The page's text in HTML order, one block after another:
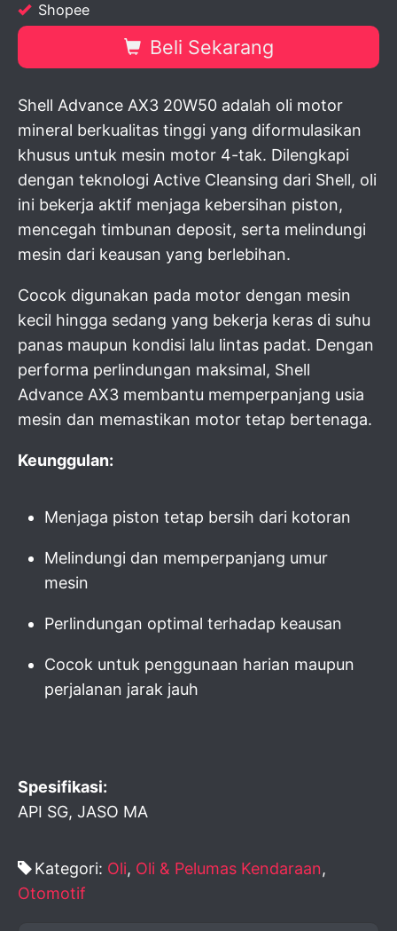
Shopee
Beli Sekarang
Shell Advance AX3 20W50 adalah oli motor
mineral berkualitas tinggi yang diformulasikan
khusus untuk mesin motor 4-tak. Dilengkapi
dengan teknologi Active Cleansing dari Shell, oli
ini bekerja aktif menjaga kebersihan piston,
mencegah timbunan deposit, serta melindungi
mesin dari keausan yang berlebihan.
Cocok digunakan pada motor dengan mesin
kecil hingga sedang yang bekerja keras di suhu
panas maupun kondisi lalu lintas padat. Dengan
performa perlindungan maksimal, Shell
Advance AX3 membantu memperpanjang usia
mesin dan memastikan motor tetap bertenaga.
Keunggulan:
Menjaga piston tetap bersih dari kotoran
Melindungi dan memperpanjang umur
mesin
Perlindungan optimal terhadap keausan
Cocok untuk penggunaan harian maupun
perjalanan jarak jauh
Spesifikasi:
API SG, JASO MA
Kategori: Oli, Oli & Pelumas Kendaraan,
Otomotif